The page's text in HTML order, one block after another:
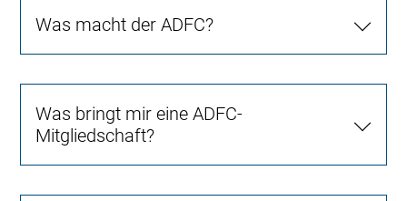
Was macht der ADFC?
Was bringt mir eine ADFC-
Mitgliedschaft?